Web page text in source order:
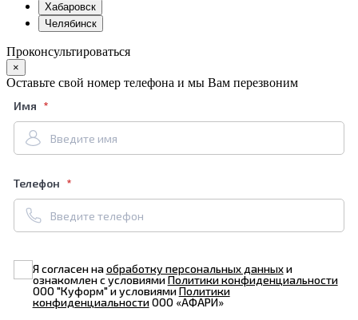
Хабаровск
Челябинск
Проконсультироваться
×
Оставьте свой номер телефона и мы Вам перезвоним
Имя
Телефон
Я согласен наобработку персональных данныхи
ознакомлен с условиямиПолитики конфиденциальности
ООО "Куформ" и условиямиПолитики
конфиденциальностиООО «АФАРИ»